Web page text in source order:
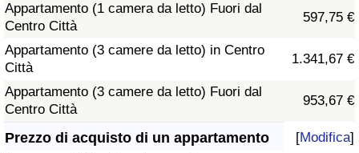
Appartamento (1 camera da letto) Fuori dal
Centro Città
597,75 €
Appartamento (3 camere da letto) in Centro
Città
1.341,67 €
Appartamento (3 camere da letto) Fuori dal
Centro Città
953,67 €
Prezzo di acquisto di un appartamento [Modifica]